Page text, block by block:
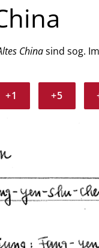
Chinasind sog.
+1 +5